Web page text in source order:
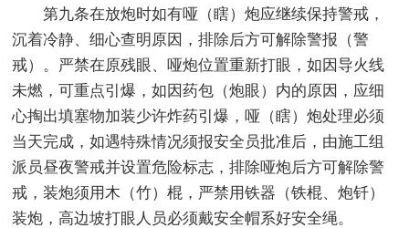
第九条在放炮时如有哑（瞎）炮应继续保持警戒，
沉着冷静、细心查明原因，排除后方可解除警报（警
戒）。严禁在原残眼、哑炮位置重新打眼，如因导火线
未燃，可重点引爆，如因药包（炮眼）内的原因，应细
心掏出填塞物加装少许炸药引爆，哑（瞎）炮处理必须
当天完成，如遇特殊情况须报安全员批准后，由施工组
派员昼夜警戒并设置危险标志，排除哑炮后方可解除警
戒，装炮须用木（竹）棍，严禁用铁器（铁棍、炮钎）
装炮，高边坡打眼人员必须戴安全帽系好安全绳。